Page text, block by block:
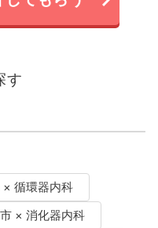
す
× 循環器内科
× 消化器内科